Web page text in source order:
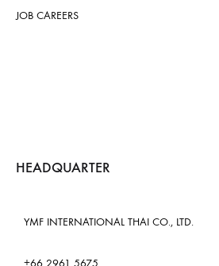
JOB CAREERS
HEADQUARTER
YMF INTERNATIONAL THAI CO., LTD.
+66 2961 5675